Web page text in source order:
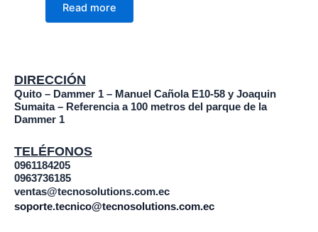
Read more
DIRECCIÓN
Quito – Dammer 1 – Manuel Cañola E10-58 y Joaquin
Sumaita – Referencia a 100 metros del parque de la
Dammer 1
TELÉFONOS
0961184205
0963736185
ventas@tecnosolutions.com.ec
soporte.tecnico@tecnosolutions.com.ec